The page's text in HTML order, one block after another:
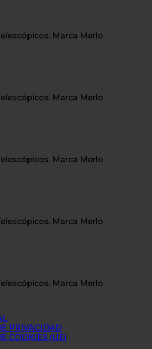
Marca Merlo
Marca Merlo
Marca Merlo
Marca Merlo
Marca Merlo
PRIVACIDAD
COOKIES (UE)